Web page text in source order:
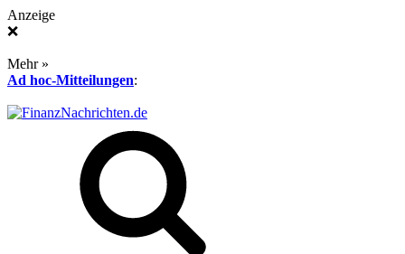
Anzeige
❌
Mehr »
Ad hoc-Mitteilungen: